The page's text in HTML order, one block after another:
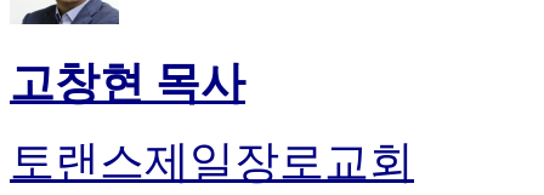
고창현 목사
토랜스제일장로교회